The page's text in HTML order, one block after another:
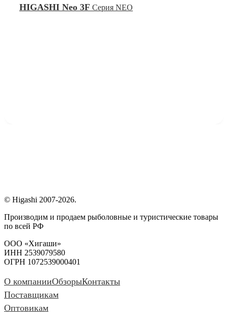
HIGASHI Neo 3F Серия NEO
© Higashi 2007-2026.
Производим и продаем рыболовные и туристические товары
по всей РФ
ООО «Хигаши»
ИНН 2539079580
ОГРН 1072539000401
О компанииОбзорыКонтакты
Поставщикам
Оптовикам